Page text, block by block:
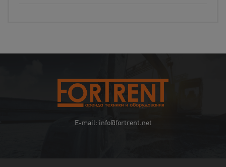
E-mail: info@fortrent.net